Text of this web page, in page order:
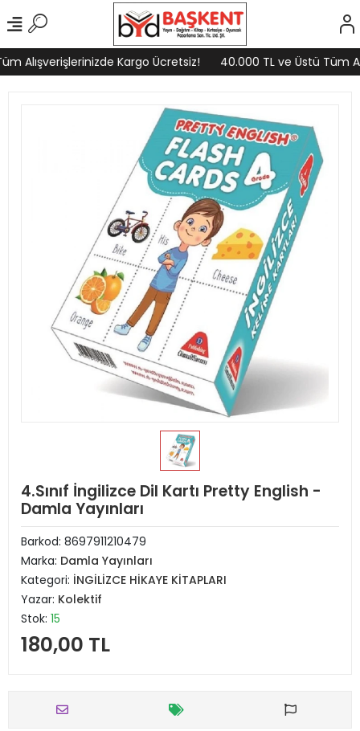
Alışverişlerinizde Kargo Ücretsiz! 40.000 TL ve Üstü Tüm
4.Sınıf İngilizce Dil Kartı Pretty English -
Damla Yayınları
Barkod: 8697911210479
Marka: Damla Yayınları
Kategori: İNGİLİZCE HİKAYE KİTAPLARI
Yazar: Kolektif
Stok: 15
180,00 TL